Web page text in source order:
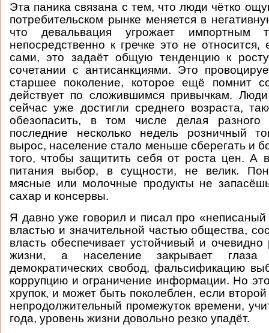
Эта паника связана с тем, что люди чётко
потребительском рынке меняется в
что девальвация угрожает импортным
непосредственно к гречке это не
сами, это задаёт общую тенденцию к
сочетании с антисанкциями. Это
старшее поколение, которое ещё помнит
действует по сложившимся привычкам.
сейчас уже достигли среднего возраста,
обезопасить, в том числе делая
последние несколько недель розничный
вырос, население стало меньше сберегать и
того, чтобы защитить себя от роста цен. А
питания выбор, в сущности, не велик.
мясные или молочные продукты не
сахар и консервы.
Я давно уже говорил и писал про
властью и значительной частью общества,
власть обеспечивает устойчивый и
жизни, а население закрывает
демократических свобод, фальсификацию
коррупцию и ограничение информации. Но
хрупок, и может быть поколеблен, если
непродолжительный промежуток времени,
года, уровень жизни довольно резко упадёт.